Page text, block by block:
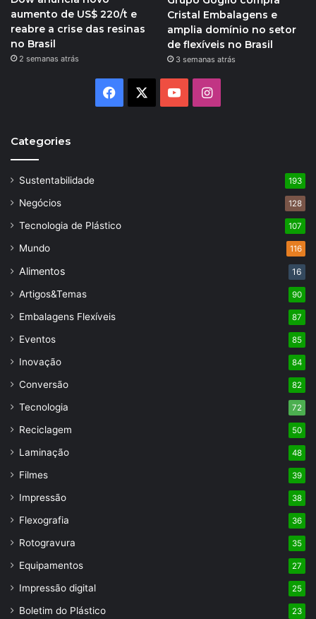
aumento de US$ 220/t e
reabre a crise das resinas
no Brasil
2 semanas atrás
Cristal Embalagens e
amplia domínio no setor
de flexíveis no Brasil
3 semanas atrás
Facebook YouTubeInstagram
Categories
Sustentabilidade 193
Negócios 128
Tecnologia de Plástico 107
Mundo 116
Alimentos 16
Artigos&Temas 90
Embalagens Flexíveis 87
Eventos 85
Inovação 84
Conversão 82
Tecnologia 72
Reciclagem 50
Laminação 48
Filmes 39
Impressão 38
Flexografia 36
Rotogravura 35
Equipamentos 27
Impressão digital 25
Boletim do Plástico 23